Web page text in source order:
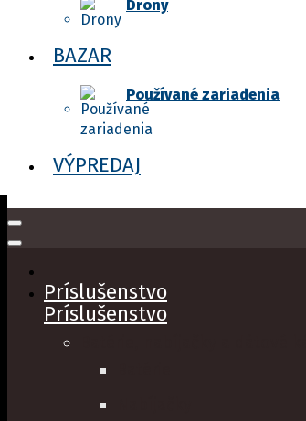
Drony
BAZAR
Používané zariadenia
VÝPREDAJ
Príslušenstvo
Príslušenstvo